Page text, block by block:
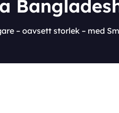
– oavsett storlek – med